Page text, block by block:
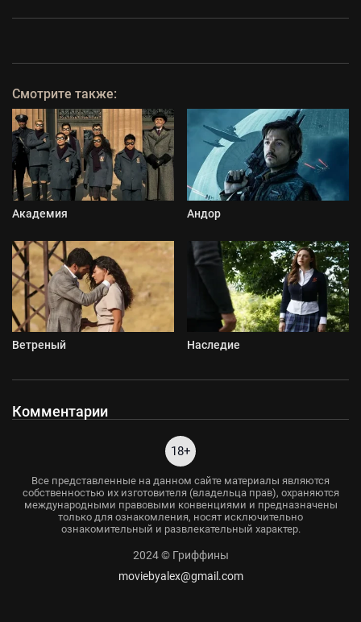
Смотрите также:
Академия Андор
Ветреный Наследие
Комментарии
18+
Все представленные на данном сайте материалы являются
собственностью их изготовителя (владельца прав), охраняются
международными правовыми конвенциями и предназначены
только для ознакомления, носят исключительно
ознакомительный и развлекательный характер.
2024 © Гриффины
moviebyalex@gmail.com